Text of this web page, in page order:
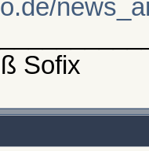
Sofix